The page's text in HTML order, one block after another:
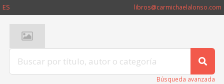
ES libros@carmichaelalonso.com
Búsqueda avanzada